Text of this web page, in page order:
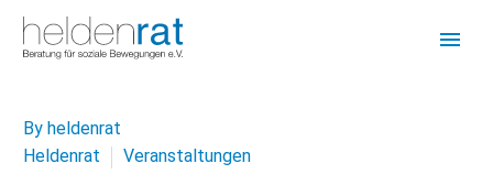
By heldenrat
Heldenrat
Veranstaltungen